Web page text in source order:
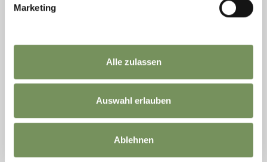
Marketing
Alle zulassen
Auswahl erlauben
Ablehnen
- Bolzano" Tutti gli orari e ulteriori informazioni sono disponibili sul sito:
T
LEGGI DI PIÙ